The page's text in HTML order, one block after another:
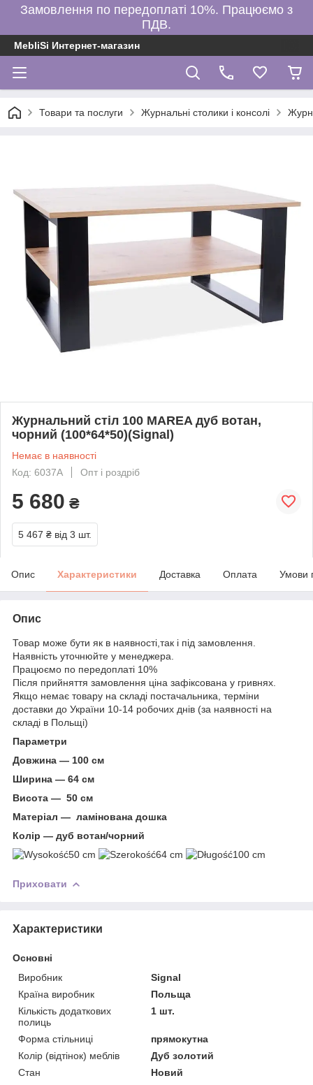
Замовлення по передоплаті 10%. Працюємо з
ПДВ.
MebliSi Интернет-магазин
Товари та послуги Журнальні столики і консолі
Журнальний стіл 100 MAREA дуб вотан,
чорний (100*64*50)(Signal)
Немає в наявності
Код: 6037А
Опт і роздріб
5 680 ₴
5 467 ₴ від 3 шт.
Опис Характеристики Доставка Оплата Умови
Опис
Товар може бути як в наявності,так і під замовлення.
Наявність уточнюйте у менеджера.
Працюємо по передоплаті 10%
Після прийняття замовлення ціна зафіксована у гривнях.
Якщо немає товару на складі постачальника, терміни
доставки до України 10-14 робочих днів (за наявності на
складі в Польщі)
Параметри
Довжина — 100 см
Ширина — 64 см
Висота — 50 см
Матеріал — ламінована дошка
Колір — дуб вотан/чорний
50 cm
64 cm 100 cm
Приховати
Характеристики
Основні
Виробник
Signal
Країна виробник
Польща
Кількість додаткових
полиць
1 шт.
Форма стільниці
прямокутна
Колір (відтінок) меблів
Дуб золотий
Стан
Новий